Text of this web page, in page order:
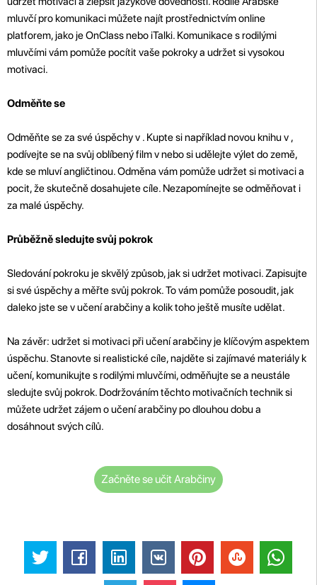
mluvčí pro komunikaci můžete najít prostřednictvím online
platforem, jako je OnClass nebo iTalki. Komunikace s rodilými
mluvčími vám pomůže pocítit vaše pokroky a udržet si vysokou
motivaci.
Odměňte se
Odměňte se za své úspěchy v . Kupte si například novou knihu v ,
podívejte se na svůj oblíbený film v nebo si udělejte výlet do země,
kde se mluví angličtinou. Odměna vám pomůže udržet si motivaci a
pocit, že skutečně dosahujete cíle. Nezapomínejte se odměňovat i
za malé úspěchy.
Průběžně sledujte svůj pokrok
Sledování pokroku je skvělý způsob, jak si udržet motivaci. Zapisujte
si své úspěchy a měřte svůj pokrok. To vám pomůže posoudit, jak
daleko jste se v učení arabčiny a kolik toho ještě musíte udělat.
Na závěr: udržet si motivaci při učení arabčiny je klíčovým aspektem
úspěchu. Stanovte si realistické cíle, najděte si zajímavé materiály k
učení, komunikujte s rodilými mluvčími, odměňujte se a neustále
sledujte svůj pokrok. Dodržováním těchto motivačních technik si
můžete udržet zájem o učení arabčiny po dlouhou dobu a
dosáhnout svých cílů.
Začněte se učit Arabčiny